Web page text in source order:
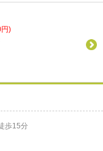
)
歩15分